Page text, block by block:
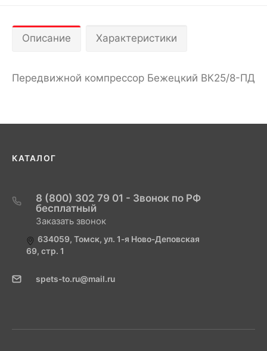
Описание Характеристики
Передвижной компрессор Бежецкий ВК25/8-ПД
КАТАЛОГ
8 (800) 302 79 01 - Звонок по РФ
бесплатный
Заказать звонок
634059, Томск, ул. 1-я Ново-Деповская
69, стр. 1
spets-to.ru@mail.ru